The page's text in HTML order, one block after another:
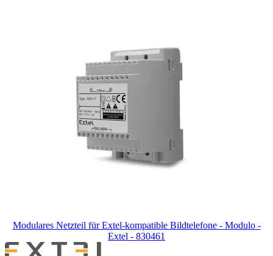
Modulares Netzteil für Extel-kompatible Bildtelefone - Modulo -
Extel - 830461